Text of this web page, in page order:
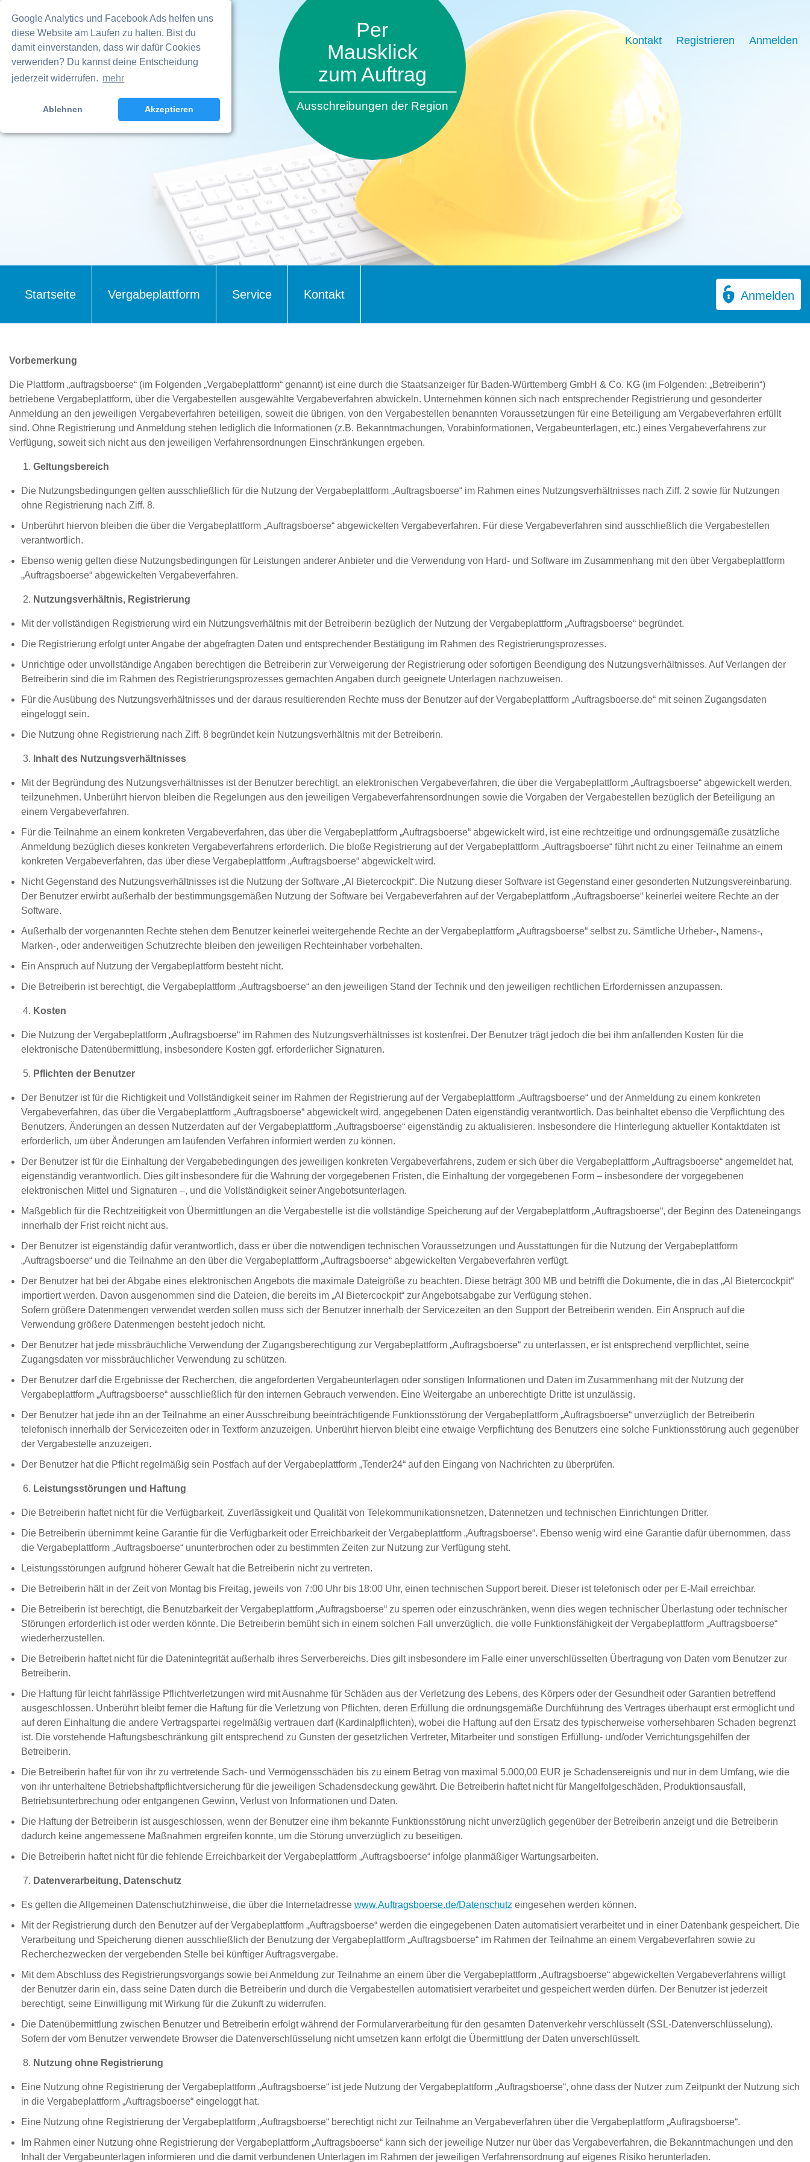
Google Analytics und Facebook Ads helfen uns
diese Website am Laufen zu halten. Bist du
damit einverstanden, dass wir dafür Cookies
verwenden? Du kannst deine Entscheidung
jederzeit widerrufen. mehr
Ablehnen Akzeptieren
Per
Mausklick
zum Auftrag
Ausschreibungen der Region
Kontakt Registrieren Anmelden
Startseite Vergabeplattform Service Kontakt Anmelden
Vorbemerkung
Die Plattform „auftragsboerse“ (im Folgenden „Vergabeplattform“ genannt) ist eine durch die Staatsanzeiger für Baden-Württemberg GmbH & Co. KG (im Folgenden: „Betreiberin“)
betriebene Vergabeplattform, über die Vergabestellen ausgewählte Vergabeverfahren abwickeln. Unternehmen können sich nach entsprechender Registrierung und gesonderter
Anmeldung an den jeweiligen Vergabeverfahren beteiligen, soweit die übrigen, von den Vergabestellen benannten Voraussetzungen für eine Beteiligung am Vergabeverfahren erfüllt
sind. Ohne Registrierung und Anmeldung stehen lediglich die Informationen (z.B. Bekanntmachungen, Vorabinformationen, Vergabeunterlagen, etc.) eines Vergabeverfahrens zur
Verfügung, soweit sich nicht aus den jeweiligen Verfahrensordnungen Einschränkungen ergeben.
Geltungsbereich
Die Nutzungsbedingungen gelten ausschließlich für die Nutzung der Vergabeplattform „Auftragsboerse“ im Rahmen eines Nutzungsverhältnisses nach Ziff. 2 sowie für Nutzungen
ohne Registrierung nach Ziff. 8.
Unberührt hiervon bleiben die über die Vergabeplattform „Auftragsboerse“ abgewickelten Vergabeverfahren. Für diese Vergabeverfahren sind ausschließlich die Vergabestellen
verantwortlich.
Ebenso wenig gelten diese Nutzungsbedingungen für Leistungen anderer Anbieter und die Verwendung von Hard- und Software im Zusammenhang mit den über Vergabeplattform
„Auftragsboerse“ abgewickelten Vergabeverfahren.
Nutzungsverhältnis, Registrierung
Mit der vollständigen Registrierung wird ein Nutzungsverhältnis mit der Betreiberin bezüglich der Nutzung der Vergabeplattform „Auftragsboerse“ begründet.
Die Registrierung erfolgt unter Angabe der abgefragten Daten und entsprechender Bestätigung im Rahmen des Registrierungsprozesses.
Unrichtige oder unvollständige Angaben berechtigen die Betreiberin zur Verweigerung der Registrierung oder sofortigen Beendigung des Nutzungsverhältnisses. Auf Verlangen der
Betreiberin sind die im Rahmen des Registrierungsprozesses gemachten Angaben durch geeignete Unterlagen nachzuweisen.
Für die Ausübung des Nutzungsverhältnisses und der daraus resultierenden Rechte muss der Benutzer auf der Vergabeplattform „Auftragsboerse.de“ mit seinen Zugangsdaten
eingeloggt sein.
Die Nutzung ohne Registrierung nach Ziff. 8 begründet kein Nutzungsverhältnis mit der Betreiberin.
Inhalt des Nutzungsverhältnisses
Mit der Begründung des Nutzungsverhältnisses ist der Benutzer berechtigt, an elektronischen Vergabeverfahren, die über die Vergabeplattform „Auftragsboerse“ abgewickelt werden,
teilzunehmen. Unberührt hiervon bleiben die Regelungen aus den jeweiligen Vergabeverfahrensordnungen sowie die Vorgaben der Vergabestellen bezüglich der Beteiligung an
einem Vergabeverfahren.
Für die Teilnahme an einem konkreten Vergabeverfahren, das über die Vergabeplattform „Auftragsboerse“ abgewickelt wird, ist eine rechtzeitige und ordnungsgemäße zusätzliche
Anmeldung bezüglich dieses konkreten Vergabeverfahrens erforderlich. Die bloße Registrierung auf der Vergabeplattform „Auftragsboerse“ führt nicht zu einer Teilnahme an einem
konkreten Vergabeverfahren, das über diese Vergabeplattform „Auftragsboerse“ abgewickelt wird.
Nicht Gegenstand des Nutzungsverhältnisses ist die Nutzung der Software „AI Bietercockpit“. Die Nutzung dieser Software ist Gegenstand einer gesonderten Nutzungsvereinbarung.
Der Benutzer erwirbt außerhalb der bestimmungsgemäßen Nutzung der Software bei Vergabeverfahren auf der Vergabeplattform „Auftragsboerse“ keinerlei weitere Rechte an der
Software.
Außerhalb der vorgenannten Rechte stehen dem Benutzer keinerlei weitergehende Rechte an der Vergabeplattform „Auftragsboerse“ selbst zu. Sämtliche Urheber-, Namens-,
Marken-, oder anderweitigen Schutzrechte bleiben den jeweiligen Rechteinhaber vorbehalten.
Ein Anspruch auf Nutzung der Vergabeplattform besteht nicht.
Die Betreiberin ist berechtigt, die Vergabeplattform „Auftragsboerse“ an den jeweiligen Stand der Technik und den jeweiligen rechtlichen Erfordernissen anzupassen.
Kosten
Die Nutzung der Vergabeplattform „Auftragsboerse“ im Rahmen des Nutzungsverhältnisses ist kostenfrei. Der Benutzer trägt jedoch die bei ihm anfallenden Kosten für die
elektronische Datenübermittlung, insbesondere Kosten ggf. erforderlicher Signaturen.
Pflichten der Benutzer
Der Benutzer ist für die Richtigkeit und Vollständigkeit seiner im Rahmen der Registrierung auf der Vergabeplattform „Auftragsboerse“ und der Anmeldung zu einem konkreten
Vergabeverfahren, das über die Vergabeplattform „Auftragsboerse“ abgewickelt wird, angegebenen Daten eigenständig verantwortlich. Das beinhaltet ebenso die Verpflichtung des
Benutzers, Änderungen an dessen Nutzerdaten auf der Vergabeplattform „Auftragsboerse“ eigenständig zu aktualisieren. Insbesondere die Hinterlegung aktueller Kontaktdaten ist
erforderlich, um über Änderungen am laufenden Verfahren informiert werden zu können.
Der Benutzer ist für die Einhaltung der Vergabebedingungen des jeweiligen konkreten Vergabeverfahrens, zudem er sich über die Vergabeplattform „Auftragsboerse“ angemeldet hat,
eigenständig verantwortlich. Dies gilt insbesondere für die Wahrung der vorgegebenen Fristen, die Einhaltung der vorgegebenen Form – insbesondere der vorgegebenen
elektronischen Mittel und Signaturen –, und die Vollständigkeit seiner Angebotsunterlagen.
Maßgeblich für die Rechtzeitigkeit von Übermittlungen an die Vergabestelle ist die vollständige Speicherung auf der Vergabeplattform „Auftragsboerse“, der Beginn des Dateneingangs
innerhalb der Frist reicht nicht aus.
Der Benutzer ist eigenständig dafür verantwortlich, dass er über die notwendigen technischen Voraussetzungen und Ausstattungen für die Nutzung der Vergabeplattform
„Auftragsboerse“ und die Teilnahme an den über die Vergabeplattform „Auftragsboerse“ abgewickelten Vergabeverfahren verfügt.
Der Benutzer hat bei der Abgabe eines elektronischen Angebots die maximale Dateigröße zu beachten. Diese beträgt 300 MB und betrifft die Dokumente, die in das „AI Bietercockpit“
importiert werden. Davon ausgenommen sind die Dateien, die bereits im „AI Bietercockpit“ zur Angebotsabgabe zur Verfügung stehen.
Sofern größere Datenmengen verwendet werden sollen muss sich der Benutzer innerhalb der Servicezeiten an den Support der Betreiberin wenden. Ein Anspruch auf die
Verwendung größere Datenmengen besteht jedoch nicht.
Der Benutzer hat jede missbräuchliche Verwendung der Zugangsberechtigung zur Vergabeplattform „Auftragsboerse“ zu unterlassen, er ist entsprechend verpflichtet, seine
Zugangsdaten vor missbräuchlicher Verwendung zu schützen.
Der Benutzer darf die Ergebnisse der Recherchen, die angeforderten Vergabeunterlagen oder sonstigen Informationen und Daten im Zusammenhang mit der Nutzung der
Vergabeplattform „Auftragsboerse“ ausschließlich für den internen Gebrauch verwenden. Eine Weitergabe an unberechtigte Dritte ist unzulässig.
Der Benutzer hat jede ihn an der Teilnahme an einer Ausschreibung beeinträchtigende Funktionsstörung der Vergabeplattform „Auftragsboerse“ unverzüglich der Betreiberin
telefonisch innerhalb der Servicezeiten oder in Textform anzuzeigen. Unberührt hiervon bleibt eine etwaige Verpflichtung des Benutzers eine solche Funktionsstörung auch gegenüber
der Vergabestelle anzuzeigen.
Der Benutzer hat die Pflicht regelmäßig sein Postfach auf der Vergabeplattform „Tender24“ auf den Eingang von Nachrichten zu überprüfen.
Leistungsstörungen und Haftung
Die Betreiberin haftet nicht für die Verfügbarkeit, Zuverlässigkeit und Qualität von Telekommunikationsnetzen, Datennetzen und technischen Einrichtungen Dritter.
Die Betreiberin übernimmt keine Garantie für die Verfügbarkeit oder Erreichbarkeit der Vergabeplattform „Auftragsboerse“. Ebenso wenig wird eine Garantie dafür übernommen, dass
die Vergabeplattform „Auftragsboerse“ ununterbrochen oder zu bestimmten Zeiten zur Nutzung zur Verfügung steht.
Leistungsstörungen aufgrund höherer Gewalt hat die Betreiberin nicht zu vertreten.
Die Betreiberin hält in der Zeit von Montag bis Freitag, jeweils von 7:00 Uhr bis 18:00 Uhr, einen technischen Support bereit. Dieser ist telefonisch oder per E-Mail erreichbar.
Die Betreiberin ist berechtigt, die Benutzbarkeit der Vergabeplattform „Auftragsboerse“ zu sperren oder einzuschränken, wenn dies wegen technischer Überlastung oder technischer
Störungen erforderlich ist oder werden könnte. Die Betreiberin bemüht sich in einem solchen Fall unverzüglich, die volle Funktionsfähigkeit der Vergabeplattform „Auftragsboerse“
wiederherzustellen.
Die Betreiberin haftet nicht für die Datenintegrität außerhalb ihres Serverbereichs. Dies gilt insbesondere im Falle einer unverschlüsselten Übertragung von Daten vom Benutzer zur
Betreiberin.
Die Haftung für leicht fahrlässige Pflichtverletzungen wird mit Ausnahme für Schäden aus der Verletzung des Lebens, des Körpers oder der Gesundheit oder Garantien betreffend
ausgeschlossen. Unberührt bleibt ferner die Haftung für die Verletzung von Pflichten, deren Erfüllung die ordnungsgemäße Durchführung des Vertrages überhaupt erst ermöglicht und
auf deren Einhaltung die andere Vertragspartei regelmäßig vertrauen darf (Kardinalpflichten), wobei die Haftung auf den Ersatz des typischerweise vorhersehbaren Schaden begrenzt
ist. Die vorstehende Haftungsbeschränkung gilt entsprechend zu Gunsten der gesetzlichen Vertreter, Mitarbeiter und sonstigen Erfüllung- und/oder Verrichtungsgehilfen der
Betreiberin.
Die Betreiberin haftet für von ihr zu vertretende Sach- und Vermögensschäden bis zu einem Betrag von maximal 5.000,00 EUR je Schadensereignis und nur in dem Umfang, wie die
von ihr unterhaltene Betriebshaftpflichtversicherung für die jeweiligen Schadensdeckung gewährt. Die Betreiberin haftet nicht für Mangelfolgeschäden, Produktionsausfall,
Betriebsunterbrechung oder entgangenen Gewinn, Verlust von Informationen und Daten.
Die Haftung der Betreiberin ist ausgeschlossen, wenn der Benutzer eine ihm bekannte Funktionsstörung nicht unverzüglich gegenüber der Betreiberin anzeigt und die Betreiberin
dadurch keine angemessene Maßnahmen ergreifen konnte, um die Störung unverzüglich zu beseitigen.
Die Betreiberin haftet nicht für die fehlende Erreichbarkeit der Vergabeplattform „Auftragsboerse“ infolge planmäßiger Wartungsarbeiten.
Datenverarbeitung, Datenschutz
Es gelten die Allgemeinen Datenschutzhinweise, die über die Internetadresse www.Auftragsboerse.de/Datenschutz eingesehen werden können.
Mit der Registrierung durch den Benutzer auf der Vergabeplattform „Auftragsboerse“ werden die eingegebenen Daten automatisiert verarbeitet und in einer Datenbank gespeichert. Die
Verarbeitung und Speicherung dienen ausschließlich der Benutzung der Vergabeplattform „Auftragsboerse“ im Rahmen der Teilnahme an einem Vergabeverfahren sowie zu
Recherchezwecken der vergebenden Stelle bei künftiger Auftragsvergabe.
Mit dem Abschluss des Registrierungsvorgangs sowie bei Anmeldung zur Teilnahme an einem über die Vergabeplattform „Auftragsboerse“ abgewickelten Vergabeverfahrens willigt
der Benutzer darin ein, dass seine Daten durch die Betreiberin und durch die Vergabestellen automatisiert verarbeitet und gespeichert werden dürfen. Der Benutzer ist jederzeit
berechtigt, seine Einwilligung mit Wirkung für die Zukunft zu widerrufen.
Die Datenübermittlung zwischen Benutzer und Betreiberin erfolgt während der Formularverarbeitung für den gesamten Datenverkehr verschlüsselt (SSL-Datenverschlüsselung).
Sofern der vom Benutzer verwendete Browser die Datenverschlüsselung nicht umsetzen kann erfolgt die Übermittlung der Daten unverschlüsselt.
Nutzung ohne Registrierung
Eine Nutzung ohne Registrierung der Vergabeplattform „Auftragsboerse“ ist jede Nutzung der Vergabeplattform „Auftragsboerse“, ohne dass der Nutzer zum Zeitpunkt der Nutzung sich
in die Vergabeplattform „Auftragsboerse“ eingeloggt hat.
Eine Nutzung ohne Registrierung der Vergabeplattform „Auftragsboerse“ berechtigt nicht zur Teilnahme an Vergabeverfahren über die Vergabeplattform „Auftragsboerse“.
Im Rahmen einer Nutzung ohne Registrierung der Vergabeplattform „Auftragsboerse“ kann sich der jeweilige Nutzer nur über das Vergabeverfahren, die Bekanntmachungen und den
Inhalt der Vergabeunterlagen informieren und die damit verbundenen Unterlagen im Rahmen der jeweiligen Verfahrensordnung auf eigenes Risiko herunterladen.